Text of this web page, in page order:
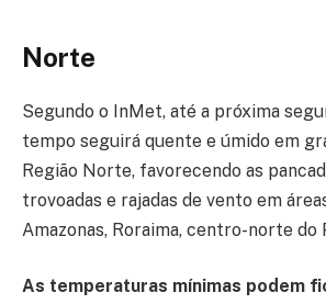
Norte
Segundo o InMet, até a próxima
tempo seguirá quente e úmido em
Região Norte, favorecendo as
trovoadas e rajadas de vento em
Amazonas, Roraima, centro-norte do
As temperaturas mínimas podem